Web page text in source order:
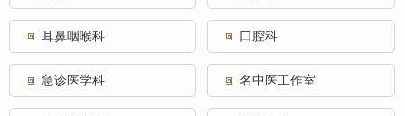
耳鼻咽喉科 口腔科
急诊医学科 名中医工作室